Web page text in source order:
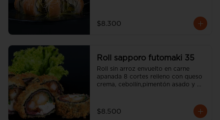
$8.300
Roll sapporo futomaki 35
Roll sin arroz envuelto en carne
apanada 8 cortes relleno con queso
crema, cebollín,pimentón asado y
$8.500